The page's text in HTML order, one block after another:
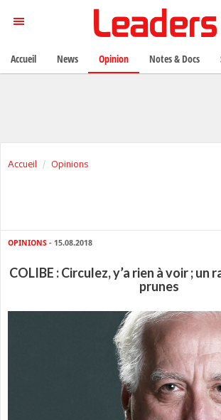
Accueil Opinions
OPINIONS - 15.08.2018
COLIBE : Circulez, y’a rien à voir ; un
prunes
Accueil News Opinion Notes & Docs